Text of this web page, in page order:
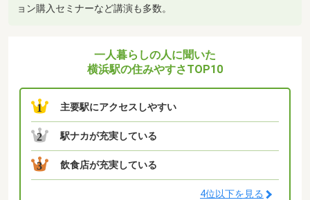
ョン購入セミナーなど講演も多数。
一人暮らしの人に聞いた
横浜駅の住みやすさTOP10
1 主要駅にアクセスしやすい
2 駅ナカが充実している
3 飲食店が充実している
4位以下を見る